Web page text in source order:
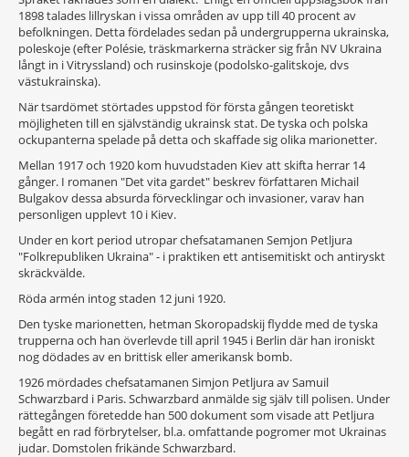
1898 talades lillryskan i vissa områden av upp till 40 procent av
befolkningen. Detta fördelades sedan på undergrupperna ukrainska,
poleskoje (efter Polésie, träskmarkerna sträcker sig från NV Ukraina
långt in i Vitryssland) och rusinskoje (podolsko-galitskoje, dvs
västukrainska).
När tsardömet störtades uppstod för första gången teoretiskt
möjligheten till en självständig ukrainsk stat. De tyska och polska
ockupanterna spelade på detta och skaffade sig olika marionetter.
Mellan 1917 och 1920 kom huvudstaden Kiev att skifta herrar 14
gånger. I romanen "Det vita gardet" beskrev författaren Michail
Bulgakov dessa absurda förvecklingar och invasioner, varav han
personligen upplevt 10 i Kiev.
Under en kort period utropar chefsatamanen Semjon Petljura
"Folkrepubliken Ukraina" - i praktiken ett antisemitiskt och antiryskt
skräckvälde.
Röda armén intog staden 12 juni 1920.
Den tyske marionetten, hetman Skoropadskij flydde med de tyska
trupperna och han överlevde till april 1945 i Berlin där han ironiskt
nog dödades av en brittisk eller amerikansk bomb.
1926 mördades chefsatamanen Simjon Petljura av Samuil
Schwarzbard i Paris. Schwarzbard anmälde sig själv till polisen. Under
rättegången företedde han 500 dokument som visade att Petljura
begått en rad förbrytelser, bl.a. omfattande pogromer mot Ukrainas
judar. Domstolen frikände Schwarzbard.